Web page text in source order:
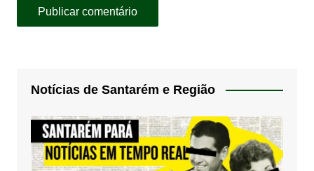
Notícias de Santarém e Região